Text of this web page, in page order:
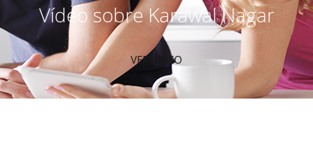
Vídeo sobre Karawal Nagar
VER VIDEO